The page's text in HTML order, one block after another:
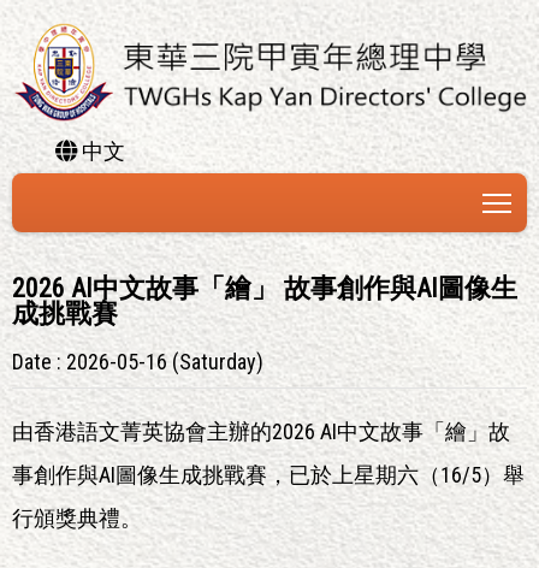
中文
2026 AI中文故事「繪」 故事創作與AI圖像生
成挑戰賽
Date : 2026-05-16 (Saturday)
由香港語文菁英協會主辦的2026 AI中文故事「繪」故
事創作與AI圖像生成挑戰賽，已於上星期六（16/5）舉
行頒獎典禮。